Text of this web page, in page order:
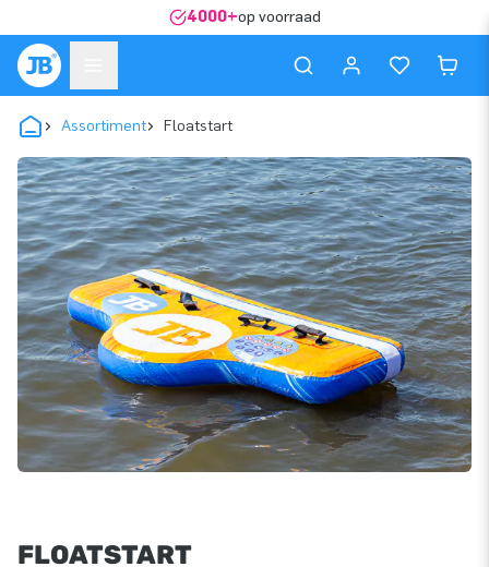
4000+op voorraad
Assortiment Floatstart
FLOATSTART